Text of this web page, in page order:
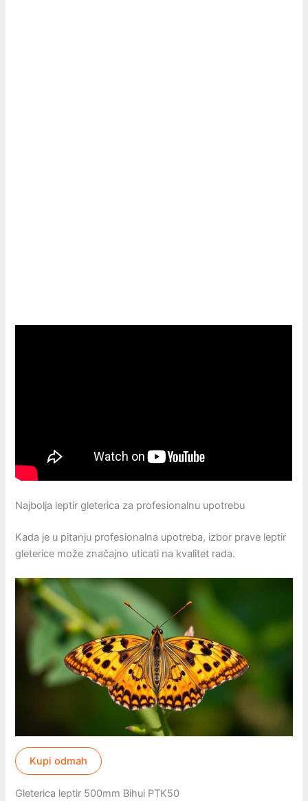
Najbolja leptir gleterica za profesionalnu upotrebu
Kada je u pitanju profesionalna upotreba, izbor prave leptir
gleterice može značajno uticati na kvalitet rada.
Kupi odmah
Gleterica leptir 500mm Bihui PTK50